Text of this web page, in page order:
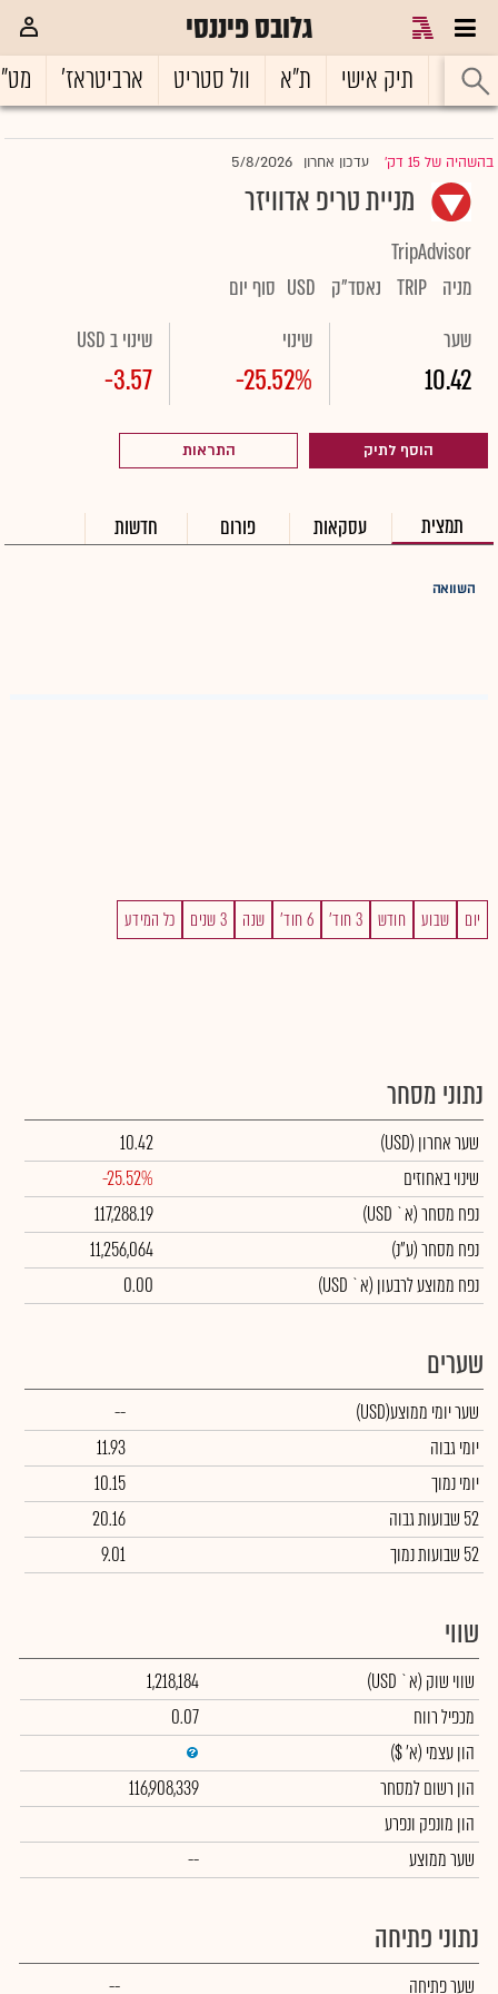
גלובס פיננסי
ראשי תיק אישי ת"א וול סטריט ארביטראז'
בהשהיה של 15 דק' |עדכון אחרון 5/8/2026
מניית טריפ אדוויזר
TripAdvisor
מניה TRIP נאסד"ק USD סוף יום
שער
10.42
שינוי
-25.52%
שינוי ב USD
-3.57
הוסף לתיק התראות
תמצית עסקאות פורום חדשות
השוואה
יום שבוע חודש 3 חוד' 6 חוד' שנה 3 שנים כל המידע
נתוני מסחר
שער אחרון (USD)
10.42
שינוי באחוזים
-25.52%
נפח מסחר(א` USD)
117,288.19
נפח מסחר(ע"נ)
11,256,064
נפח ממוצע לרבעון (א` USD)
0.00
שערים
שער יומי ממוצע(USD)
--
יומי גבוה
11.93
יומי נמוך
10.15
52 שבועות גבוה
20.16
52 שבועות נמוך
9.01
שווי
שווי שוק (א` USD)
1,218,184
מכפיל רווח
0.07
הון עצמי (א' $)
הון רשום למסחר
116,908,339
הון מונפק ונפרע
שער ממוצע
--
נתוני פתיחה
שער פתיחה --